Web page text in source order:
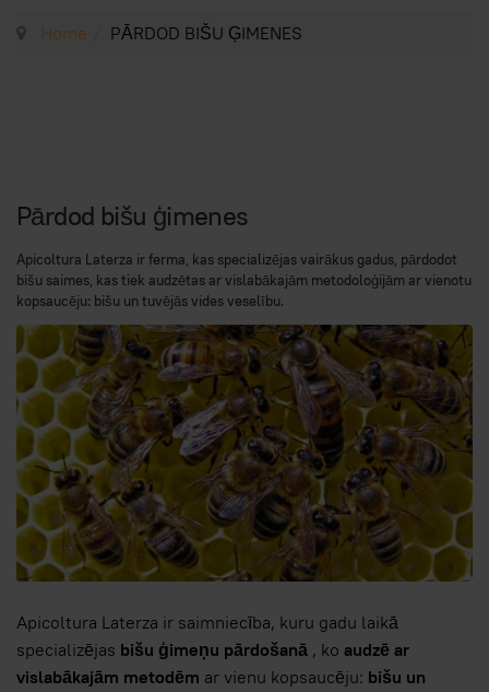
Home PĀRDOD BIŠU ĢIMENES
Pārdod bišu ģimenes
Apicoltura Laterza ir ferma, kas specializējas vairākus gadus, pārdodot
bišu saimes, kas tiek audzētas ar vislabākajām metodoloģijām ar vienotu
kopsaucēju: bišu un tuvējās vides veselību.
Apicoltura Laterza ir saimniecība, kuru gadu laikā
specializējas bišu ģimeņu pārdošanā , ko audzē ar
vislabākajām metodēm ar vienu kopsaucēju: bišu un